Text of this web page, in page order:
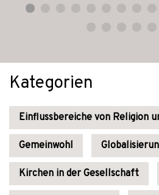
Kategorien
Einflussbereiche von Religion
Gemeinwohl
Kirchen in der Gesellschaft